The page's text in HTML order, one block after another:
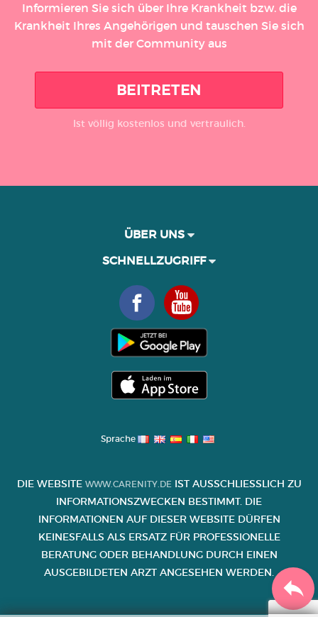
Informieren Sie sich über Ihre Krankheit bzw. die
Krankheit Ihres Angehörigen und tauschen Sie sich
mit der Community aus
BEITRETEN
Ist völlig kostenlos und vertraulich.
ÜBER UNS
SCHNELLZUGRIFF
Sprache
DIE WEBSITE WWW.CARENITY.DEIST AUSSCHLIESSLICH ZU I
NFORMATIONSZWECKEN BESTIMMT. DIE I
NFORMATIONEN AUF DIESER WEBSITE DÜRFEN K
EINESFALLS ALS ERSATZ FÜR PROFESSIONELLE B
ERATUNG ODER BEHANDLUNG DURCH EINEN A
USGEBILDETEN ARZT ANGESEHEN WERDEN.